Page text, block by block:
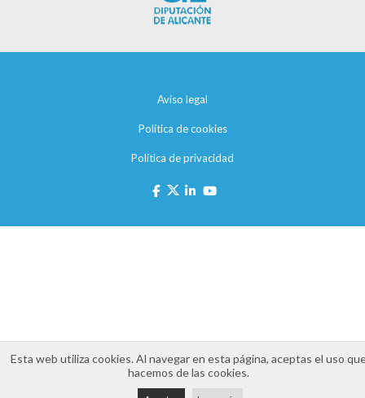
Aviso legal
Política de cookies
Política de privacidad
Esta web utiliza cookies. Al navegar en esta página, aceptas el uso
hacemos de las cookies.